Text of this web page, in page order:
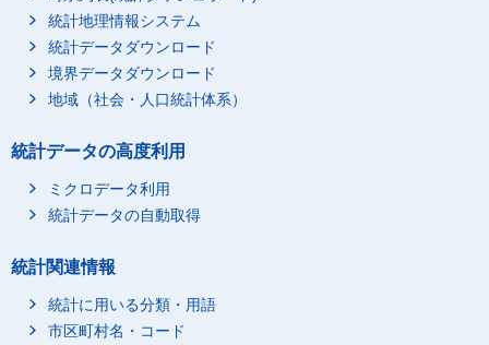
統計地理情報システム
統計データダウンロード
境界データダウンロード
地域（社会・人口統計体系）
統計データの高度利用
ミクロデータ利用
統計データの自動取得
統計関連情報
統計に用いる分類・用語
市区町村名・コード